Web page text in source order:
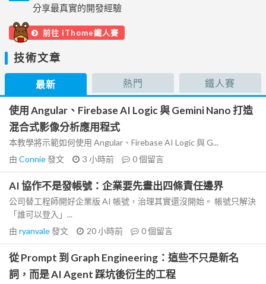
分享最真實的開發經驗
前往 iThome鐵人賽
技術文章
最新 熱門 鐵人賽
使用 Angular、Firebase AI Logic 與 Gemini Nano 打造
混合式影像分析應用程式
本教學將示範如何使用 Angular、Firebase AI Logic 與 G...
由 Connie發文 3 小時前 0個留言
AI 協作不是發帳號：企業要先畫出四條責任邊界
公司替工程師開好企業版 AI 帳號，治理其實還沒開始。 帳號只解決
「誰可以登入」...
由 ryanvale發文 20 小時前 0個留言
從 Prompt 到 Graph Engineering：這些不只是新名
詞，而是 AI Agent 踩坑後衍生的工程